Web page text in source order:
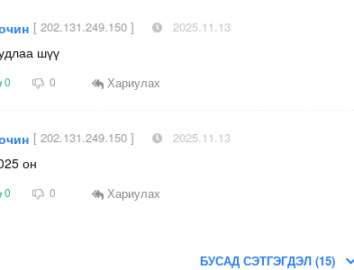
[ 202.131.249.150 ] 2025.11.13
шүү
0 0 Хариулах
[ 202.131.249.150 ] 2025.11.13
он
0 0 Хариулах
БУСАД СЭТГЭГДЭЛ (15)